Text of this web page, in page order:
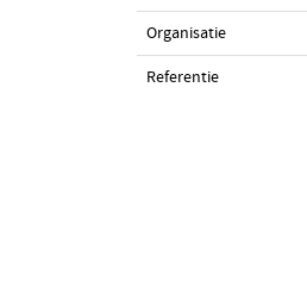
Organisatie
Referentie